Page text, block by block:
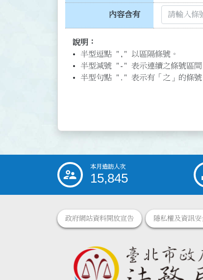
內容含有
說明：
半型逗點 "," 以區隔條號。
半型減號 "-" 表示連續之條號區間
半型句點 "." 表示有「之」的條號
::: 本月造訪人次
15,845
政府網站資料開放宣告 隱私權及資訊